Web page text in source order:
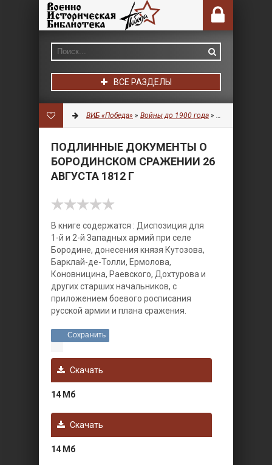
ВСЕ РАЗДЕЛЫ
ВИБ «Победа» » Войны до 1900 года » Документы
ПОДЛИННЫЕ ДОКУМЕНТЫ О
БОРОДИНСКОМ СРАЖЕНИИ 26
АВГУСТА 1812 Г
В книге содержатся : Диспозиция для
1-й и 2-й Западных армий при селе
Бородине, донесения князя Кутозова,
Барклай-де-Толли, Ермолова,
Коновницина, Раевского, Дохтурова и
других старших начальников, с
приложением боевого росписания
русской армии и плана сражения.
Сохранить
Скачать
14 Мб
Скачать
14 Мб